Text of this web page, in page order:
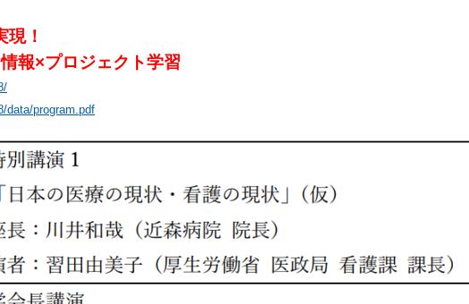
！
ェクト学習
data/program.pdf